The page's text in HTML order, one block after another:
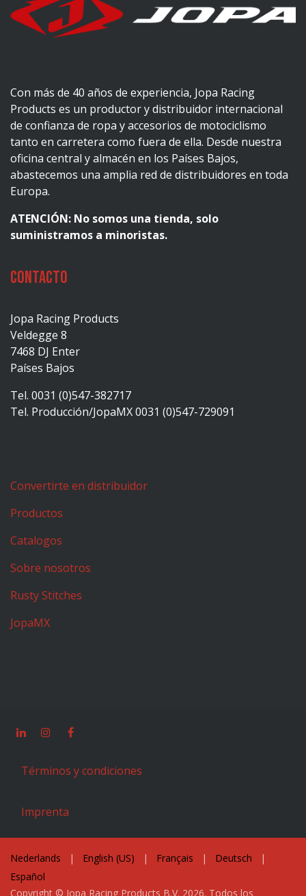
Con más de 40 años de experiencia, Jopa Racing
Products es un productor y distribuidor internacional
de confianza de ropa y accesorios de motociclismo
tanto en carretera como fuera de ella. Desde nuestra
oficina central y almacén en los Países Bajos,
abastecemos una amplia red de distribuidores en toda
Europa.
ATENCIÓN: No somos una tienda, solo
suministramos a minoristas.
Contacto
Jopa Racing Products
Veldegge 8
7468 DJ Enter
Países Bajos
Tel. 0031 (0)547-382717
Tel. Producción/JopaMX 0031 (0)547-729091
Convertirte en distribuidor
Productos
Catalogos
Sobre nosotros
Rusty Stitches
JopaMX
Términos y condiciones
Imprenta
Copyright © Jopa Racing Products B.V. 2026. Todos los
Nederlands | English (US) | Français | Deutsch
|
Español